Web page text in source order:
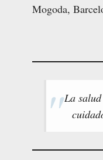
Mogoda,
La